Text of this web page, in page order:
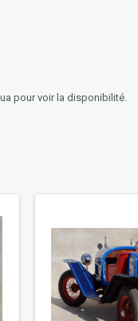
pour voir la disponibilité.